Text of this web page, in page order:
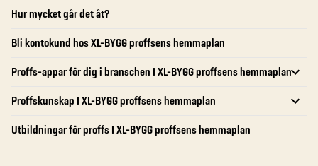
Hur mycket går det åt?
Bli kontokund hos XL-BYGG proffsens hemmaplan
Proffs-appar för dig i branschen I XL-BYGG proffsens hemmaplan
Proffskunskap I XL-BYGG proffsens hemmaplan
Utbildningar för proffs I XL-BYGG proffsens hemmaplan